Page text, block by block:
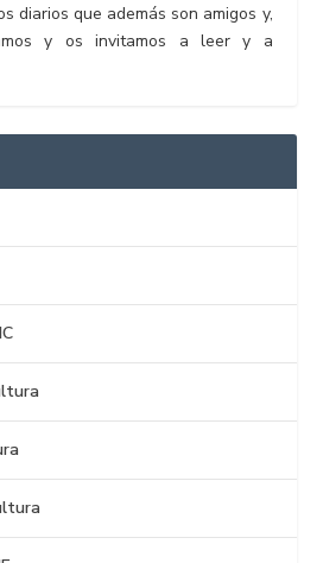
diarios que además son amigos y,
y os invitamos a leer y a